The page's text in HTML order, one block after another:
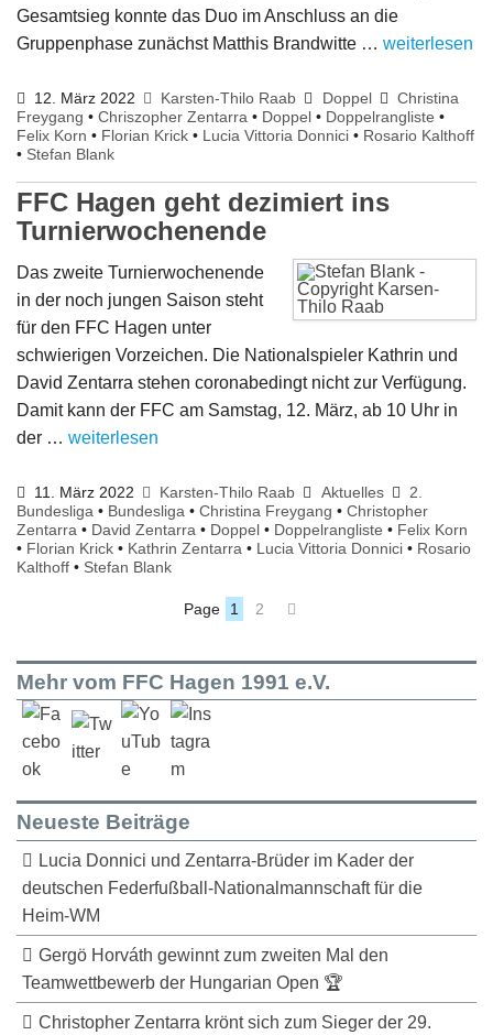
Gesamtsieg konnte das Duo im Anschluss an die
Gruppenphase zunächst Matthis Brandwitte … weiterlesen
12. März 2022 Karsten-Thilo Raab Doppel
Christina
Freygang • Chriszopher Zentarra • Doppel • Doppelrangliste •
Felix Korn • Florian Krick • Lucia Vittoria Donnici • Rosario Kalthoff
• Stefan Blank
FFC Hagen geht dezimiert ins
Turnierwochenende
Das zweite Turnierwochenende
in der noch jungen Saison steht
für den FFC Hagen unter
schwierigen Vorzeichen. Die Nationalspieler Kathrin und
David Zentarra stehen coronabedingt nicht zur Verfügung.
Damit kann der FFC am Samstag, 12. März, ab 10 Uhr in
der … weiterlesen
11. März 2022 Karsten-Thilo Raab Aktuelles
2.
Bundesliga • Bundesliga • Christina Freygang • Christopher
Zentarra • David Zentarra • Doppel • Doppelrangliste • Felix Korn
• Florian Krick • Kathrin Zentarra • Lucia Vittoria Donnici • Rosario
Kalthoff • Stefan Blank
Page 1 2
Mehr vom FFC Hagen 1991 e.V.
Neueste Beiträge
Lucia Donnici und Zentarra-Brüder im Kader der
deutschen Federfußball-Nationalmannschaft für die
Heim-WM
Gergö Horváth gewinnt zum zweiten Mal den
Teamwettbewerb der Hungarian Open 🏆
Christopher Zentarra krönt sich zum Sieger der 29.